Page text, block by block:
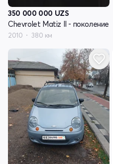
350 000 000 UZS
Chevrolet Matiz II - поколение
2010 380 км